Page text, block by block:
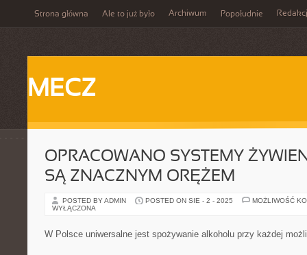
Strona główna Ale to już było Archiwum Popołudnie
MECZ
OPRACOWANO SYSTEMY
SĄ ZNACZNYM ORĘŻEM
POSTED BY ADMIN POSTED ON SIE - 2 - 2025
MOŻLIWOŚĆ
WYŁĄCZONA
W Polsce uniwersalne jest spożywanie alkoholu przy każdej